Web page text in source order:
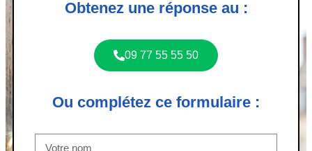
Obtenez une réponse au :
09 77 55 55 50
Ou complétez ce formulaire :